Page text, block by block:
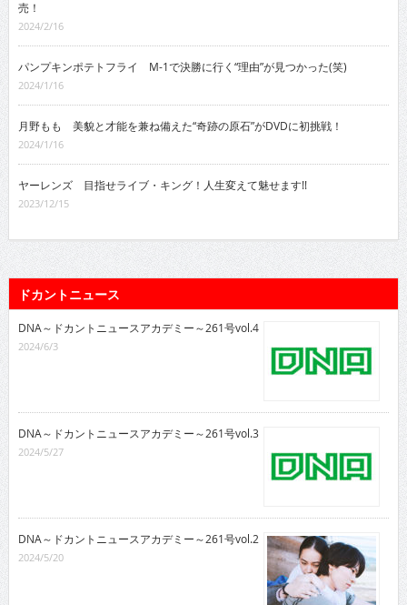
売！
2024/2/16
パンプキンポテトフライ M-1で決勝に行く“理由”が見つかった(笑)
2024/1/16
月野もも 美貌と才能を兼ね備えた“奇跡の原石”がDVDに初挑戦！
2024/1/16
ヤーレンズ 目指せライブ・キング！人生変えて魅せます!!
2023/12/15
ドカントニュース
DNA～ドカントニュースアカデミー～261号vol.4
2024/6/3
DNA～ドカントニュースアカデミー～261号vol.3
2024/5/27
DNA～ドカントニュースアカデミー～261号vol.2
2024/5/20